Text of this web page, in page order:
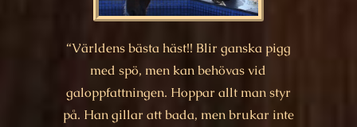
“Världens bästa häst!! Blir ganska pigg
med spö, men kan behövas vid
galoppfattningen. Hoppar allt man styr
på. Han gillar att bada, men brukar inte